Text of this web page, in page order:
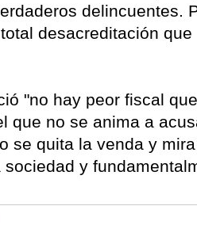
delincuentes.
desacreditación
"no hay peor fiscal
que no se anima a
se quita la venda y
y